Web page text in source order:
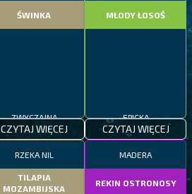
ŚWINKA
ZWYCZAJNA
CZYTAJ WIĘCEJ
MŁODY ŁOSOŚ
EPICKA
CZYTAJ WIĘCEJ
RZEKA NIL
TILAPIA
MOZAMBIJSKA
MADERA
REKIN OSTRONOSY